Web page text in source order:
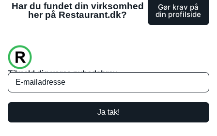
Har du fundet din virksomhed
her på Restaurant.dk?
Gør krav på
din profilside
Tilmeld dig vores nyhedsbrev
Ja tak!